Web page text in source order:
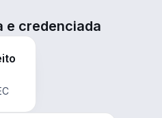
e credenciada